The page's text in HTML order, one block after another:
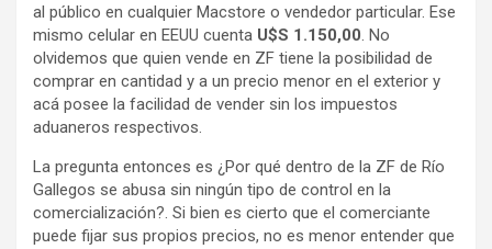
al público en cualquier Macstore o vendedor particular. Ese
mismo celular en EEUU cuenta U$S 1.150,00. No
olvidemos que quien vende en ZF tiene la posibilidad de
comprar en cantidad y a un precio menor en el exterior y
acá posee la facilidad de vender sin los impuestos
aduaneros respectivos.
La pregunta entonces es ¿Por qué dentro de la ZF de Río
Gallegos se abusa sin ningún tipo de control en la
comercialización?. Si bien es cierto que el comerciante
puede fijar sus propios precios, no es menor entender que